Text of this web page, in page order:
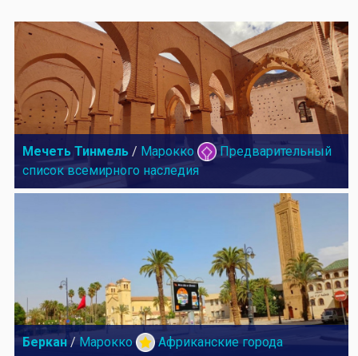
Мечеть Тинмель / Марокко
Предварительный
список всемирного наследия
Беркан / Марокко Африканские города